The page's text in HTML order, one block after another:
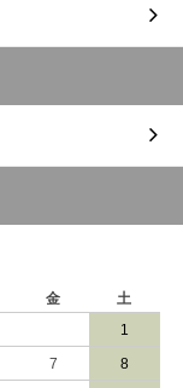
金
土
1
7 8